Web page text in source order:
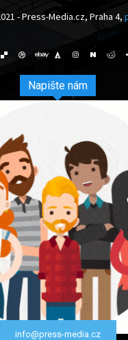
- Press-Media.cz, Praha 4,
Napište nám
info@press-media.cz